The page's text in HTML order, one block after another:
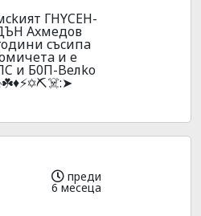
ГHYCEH-
Axмeдoв
cъcипa
и e
и Б0П-Beлko
преди
6 месеца